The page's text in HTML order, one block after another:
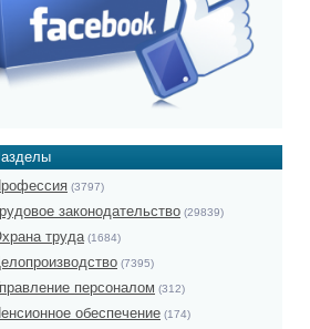
(3797)
законодательство (29839)
труда(1684)
(7395)
персоналом (312)
обеспечение (174)